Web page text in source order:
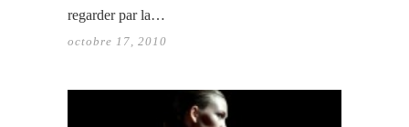
regarder par la…
octobre 17, 2010